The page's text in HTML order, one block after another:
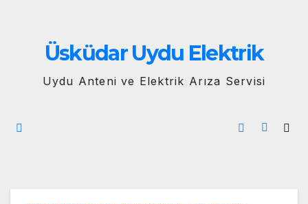
Üsküdar Uydu Elektrik
Uydu Anteni ve Elektrik Arıza Servisi